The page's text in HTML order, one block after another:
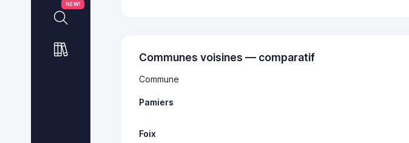
NEW!
Communes voisines — comparatif
Commune
Pamiers
Foix